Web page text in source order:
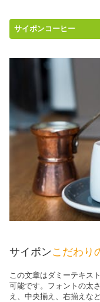
サイポンコーヒー
サイポンこだわり
この文章はダミーテキス
可能です。フォントの太
え、中央揃え、右揃えな